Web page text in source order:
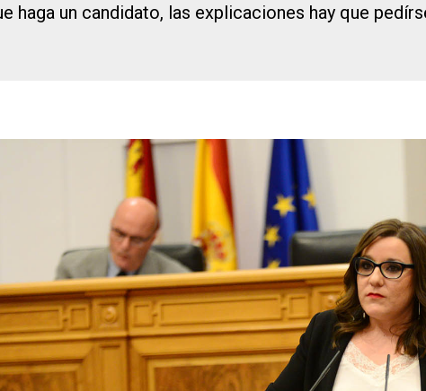
haga un candidato, las explicaciones hay que